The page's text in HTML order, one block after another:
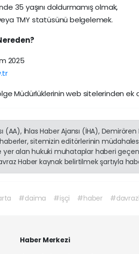
35 yaşını doldurmamış olmak,
TMY statüsünü belgelemek.
2025
Müdürlüklerinin web sitelerinden ek
(AA), İhlas Haber Ajansı (İHA),
sitemizin editörlerinin
yer alan hukuki muhataplar haberi
Haber kaynak belirtilmek şartıyla
#daima #işçi #haber
Haber Merkezi